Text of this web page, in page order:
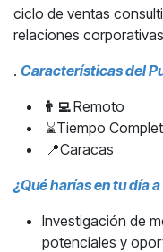
ciclo de ventas
relaciones
. Características ​del
👨‍💻Remoto
⌛Tiempo
📍Caracas
¿Qué harías en tu día
Investigación de
potenciales y